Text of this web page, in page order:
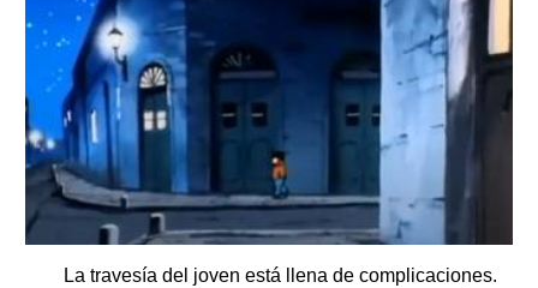
La travesía del joven está llena de complicaciones.